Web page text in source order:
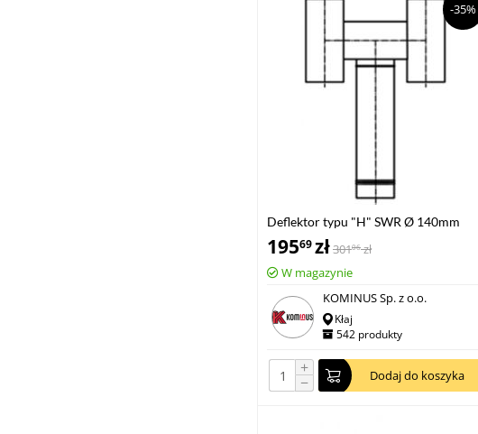
-35%
Deflektor typu "H" SWR Ø 140mm
ocynk
19569zł30106 zł
W magazynie
KOMINUS Sp. z o.o.
Kłaj
542 produkty
+
− Dodaj do koszyka